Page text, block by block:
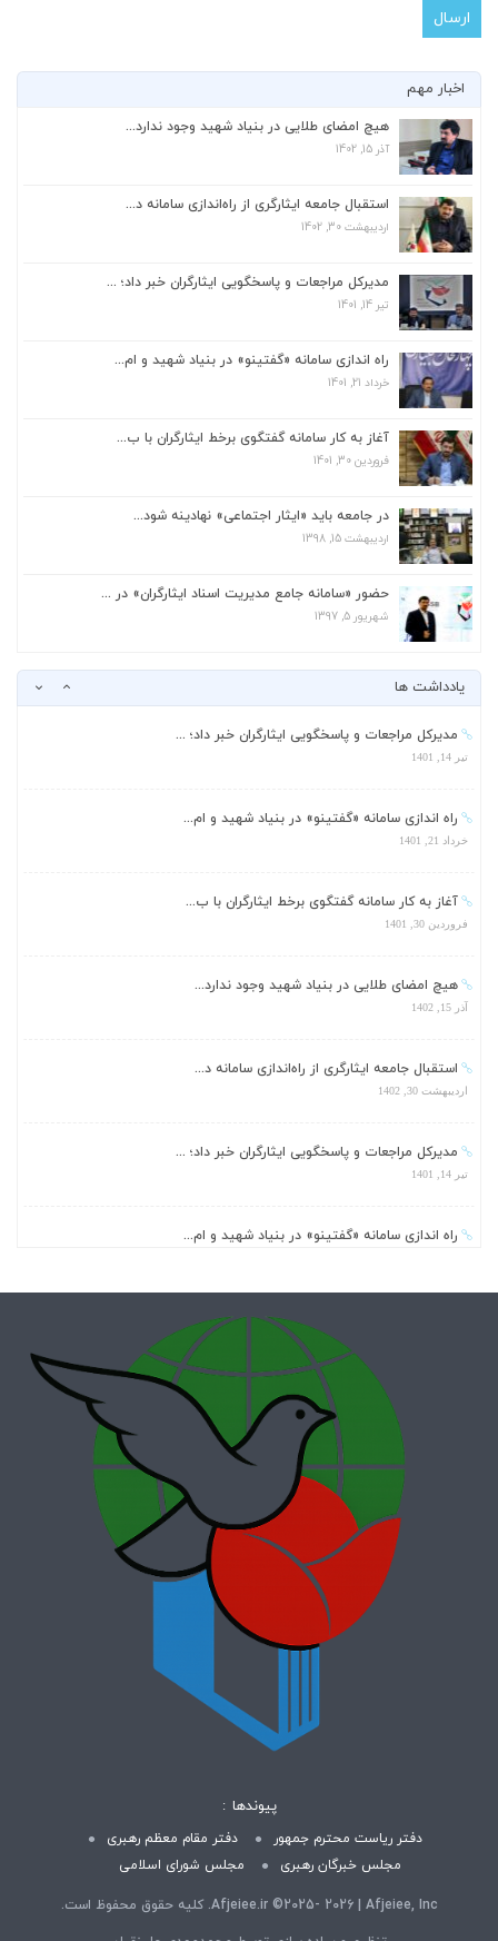
اخبار مهم
هیچ امضای طلایی در بنیاد شهید وجود ندارد...
آذر 15, 1402
استقبال جامعه ایثارگری از راه‌اندازی سامانه د...
اردیبهشت 30, 1402
مدیرکل مراجعات و پاسخگویی ایثارگران خبر داد؛ ...
تیر 14, 1401
راه اندازی سامانه «گفتینو» در بنیاد شهید و ام...
خرداد 21, 1401
آغاز به کار سامانه گفتگوی برخط ایثارگران با ب...
فروردین 30, 1401
در جامعه باید «ایثار اجتماعی» نهادینه شود...
اردیبهشت 15, 1398
حضور «سامانه جامع مدیریت اسناد ایثارگران» در ...
شهریور 5, 1397
یادداشت ها
استقبال جامعه ایثارگری از راه‌اندازی سامانه د...
اردیبهشت 30, 1402
مدیرکل مراجعات و پاسخگویی ایثارگران خبر داد؛ ...
راه اندازی سامانه «گفتینو» در بنیاد شهید و ام...
آغاز به کار سامانه گفتگوی برخط ایثارگران با ب...
فروردین 30, 1401
هیچ امضای طلایی در بنیاد شهید وجود ندارد...
آذر 15, 1402
اردیبهشت 30, 1402
مدیرکل مراجعات و پاسخگویی ایثارگران خبر داد؛ ...
تیر 14, 1401
راه اندازی سامانه «گفتینو» در بنیاد شهید و ام...
خرداد 21, 1401
آغاز به کار سامانه گفتگوی برخط ایثارگران با ب...
فروردین 30, 1401
هیچ امضای طلایی در بنیاد شهید وجود ندارد...
آذر 15, 1402
استقبال جامعه ایثارگری از راه‌اندازی سامانه د...
اردیبهشت 30, 1402
مدیرکل مراجعات و پاسخگویی ایثارگران خبر داد؛ ...
تیر 14, 1401
راه اندازی سامانه «گفتینو» در بنیاد شهید و ام...
پیوندها
دفتر ریاست محترم جمهور
دفتر مقام معظم رهبری
مجلس خبرگان رهبری
مجلس شورای اسلامی
Afjeiee.ir ©2025- 2026 | Afjeiee, Inc. کلیه حقوق محفوظ است.